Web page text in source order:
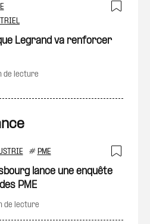
Legrand va renforcer
de lecture
# PME
lance une enquête
PME
de lecture